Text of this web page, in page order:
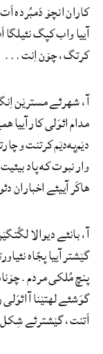
کاران انچۆ دَمبُرده
آییا واب کپگ نئیلگا
کرتگ، چۆن اِنت…
آ، شهرئے مسترێن
مدام ائوَلی کار
دێم‌په‌دێم کرتنت و
وار نبوت که پاد
هاکَر آییئے اخباران
آ، بانئے دیوالا
گێشتر آییا پجّاه
پنچ مُلکی مردم.
گوَشئے لهتێنا آ
اَتنت، گێشترئے